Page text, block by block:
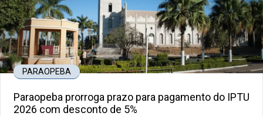
PARAOPEBA
Paraopeba prorroga prazo para pagamento do IPTU
2026 com desconto de 5%